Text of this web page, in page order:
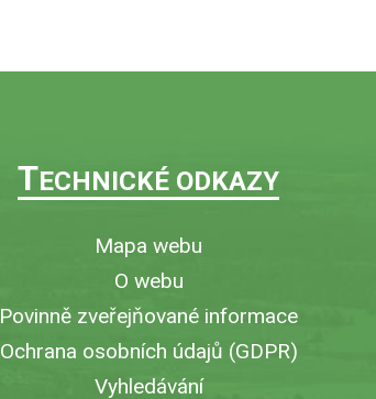
TECHNICKÉ ODKAZY
Mapa webu
O webu
Povinně zveřejňované informace
Ochrana osobních údajů (GDPR)
Vyhledávání